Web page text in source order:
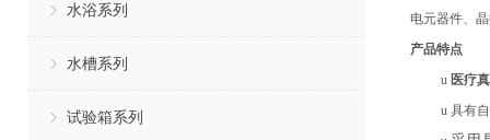
水浴系列
水槽系列
试验箱系列
电元器件、
产品特点
u 医疗
u 具有